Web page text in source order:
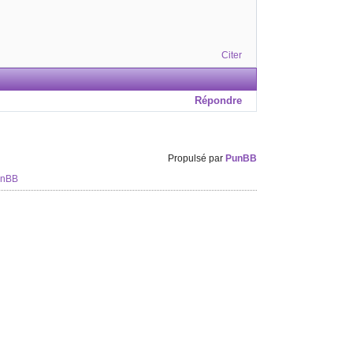
Citer
Répondre
Propulsé par PunBB